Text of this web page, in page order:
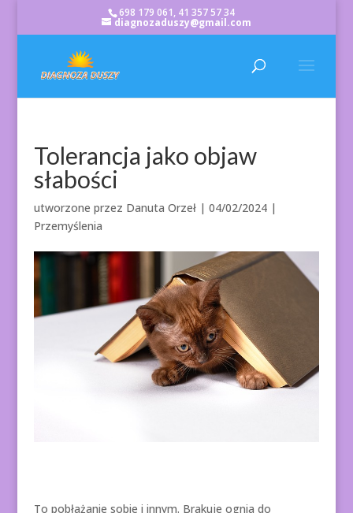
698 179 061, 41 357 57 34
diagnozaduszy@gmail.com
Tolerancja jako objaw
słabości
utworzone przez Danuta Orzeł| 04/02/2024|
Przemyślenia
To pobłażanie sobie i innym. Brakuje ognia do